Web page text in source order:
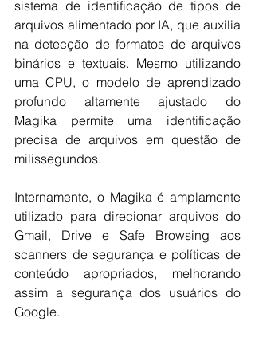
sistema de identificação de tipos de
arquivos alimentado por IA, que auxilia
na detecção de formatos de arquivos
binários e textuais. Mesmo utilizando
uma CPU, o modelo de aprendizado
profundo altamente ajustado do
Magika permite uma identificação
precisa de arquivos em questão de
milissegundos.
Internamente, o Magika é amplamente
utilizado para direcionar arquivos do
Gmail, Drive e Safe Browsing aos
scanners de segurança e políticas de
conteúdo apropriados, melhorando
assim a segurança dos usuários do
Google.